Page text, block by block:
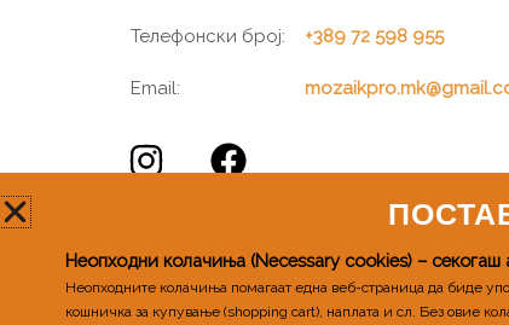
Телефонски број: +389 72 598 955
Email:
Неопходни колачиња (Necessary cookies) – секогаш
Неопходните колачиња помагаат една веб-страница да биде
кошничка за купување (shopping cart), наплата и сл. Без овие